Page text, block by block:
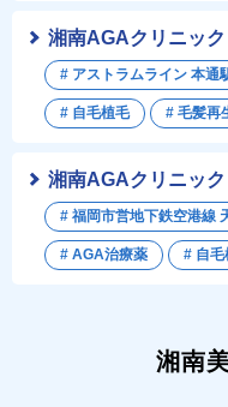
湘南AGAクリニッ
# 福岡市営地下鉄空港線
# AGA治療薬 # 自毛
湘南AGAクリニッ
# アストラムライン 本通
# 自毛植毛 # 毛髪再
湘南